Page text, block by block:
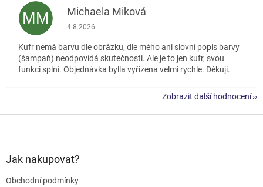
MM Michaela Miková
Hodnocení obchodu je 5 z 5 hvězdiček.
4.8.2026
Kufr nemá barvu dle obrázku, dle mého ani slovní popis barvy
(šampaň) neodpovídá skutečnosti. Ale je to jen kufr, svou
funkci splní. Objednávka bylla vyřizena velmi rychle. Děkuji.
Zobrazit další hodnocení
Jak nakupovat?
Obchodní podmínky